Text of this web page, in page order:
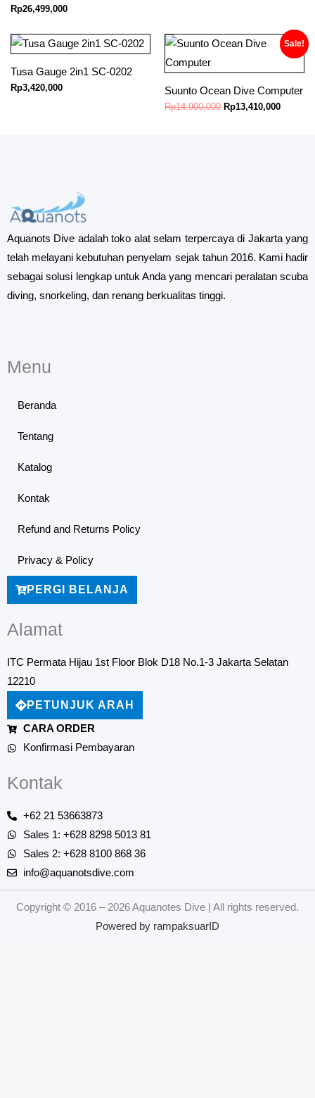
Rp26,499,000
Tusa Gauge 2in1 SC-0202
Rp3,420,000
Sale!
Suunto Ocean Dive Computer
Rp14,900,000
Original
Rp14,900,000.
Rp13,410,000
Current
price
Aquanots Dive adalah toko alat selam terpercaya di Jakarta yang
telah melayani kebutuhan penyelam sejak tahun 2016. Kami hadir
sebagai solusi lengkap untuk Anda yang mencari peralatan scuba
diving, snorkeling, dan renang berkualitas tinggi.
Menu
Beranda
Tentang
Katalog
Kontak
Refund and Returns Policy
Privacy & Policy
PERGI BELANJA
Alamat
ITC Permata Hijau 1st Floor Blok D18 No.1-3 Jakarta Selatan
12210
PETUNJUK ARAH
CARA ORDER
Konfirmasi Pembayaran
Kontak
+62 21 53663873
Sales 1: +628 8298 5013 81
Sales 2: +628 8100 868 36
info@aquanotsdive.com
Copyright © 2016 – 2026 Aquanotes Dive | All rights reserved.
Powered by rampaksuarID